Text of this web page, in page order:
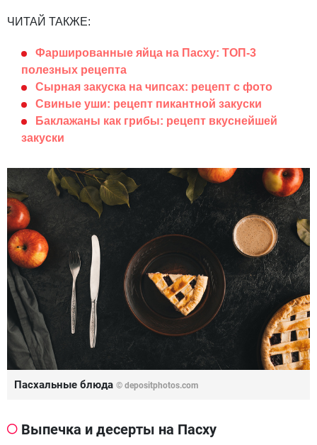
ЧИТАЙ ТАКЖЕ:
Фаршированные яйца на Пасху: ТОП-3
полезных рецепта
Сырная закуска на чипсах: рецепт с фото
Свиные уши: рецепт пикантной закуски
Баклажаны как грибы: рецепт вкуснейшей
закуски
Пасхальные блюда © depositphotos.com
Выпечка и десерты на Пасху